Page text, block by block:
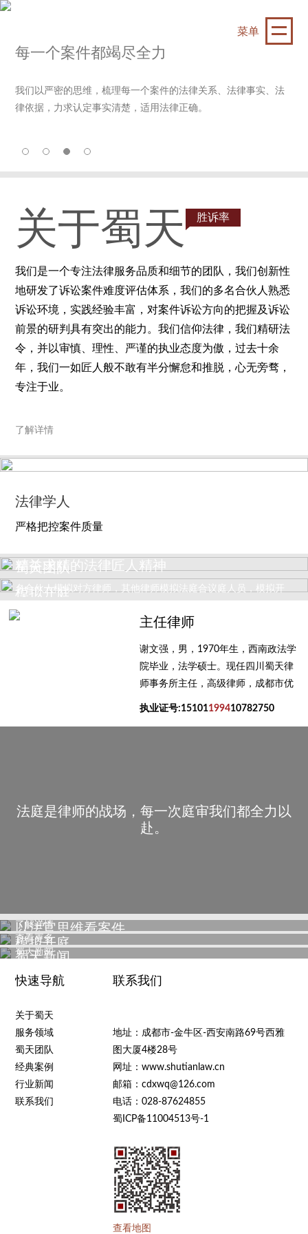
菜单
每一个案件都竭尽全力
我们以严密的思维，梳理每一个案件的法律关系、法律事实、法
律依据，力求认定事实清楚，适用法律正确。
关于蜀天 胜诉率
我们是一个专注法律服务品质和细节的团队，我们创新性
地研发了诉讼案件难度评估体系，我们的多名合伙人熟悉
诉讼环境，实践经验丰富，对案件诉讼方向的把握及诉讼
前景的研判具有突出的能力。我们信仰法律，我们精研法
令，并以审慎、理性、严谨的执业态度为傲，过去十余
年，我们一如匠人般不敢有半分懈怠和推脱，心无旁骛，
专注于业。
了解详情
法律学人
严格把控案件质量
蜀天团队
精益求精的法律匠人精神
模拟开庭
案件开庭前五天，组织模拟开庭，我所主办律师为本方，指定一
名合伙人模拟对方律师，其他律师模拟法庭合议庭人员，模拟开
主任律师
谢文强，男，1970年生，西南政法学
院毕业，法学硕士。现任四川蜀天律
师事务所主任，高级律师，成都市优
秀律师，成都市律师协会刑事专业律
执业证号:15101199410782750
法庭是律师的战场，每一次庭审我们都全力以
赴。
以法官思维看案件
了解详情
模拟开庭
查看更多
蜀天新闻
蜀天新闻
快速导航
关于蜀天
服务领域
蜀天团队
经典案例
行业新闻
联系我们
联系我们
地址：成都市-金牛区-西安南路69号西雅
图大厦4楼28号
网址：www.shutianlaw.cn
邮箱：cdxwq@126.com
电话：028-87624855
蜀ICP备11004513号-1
查看地图